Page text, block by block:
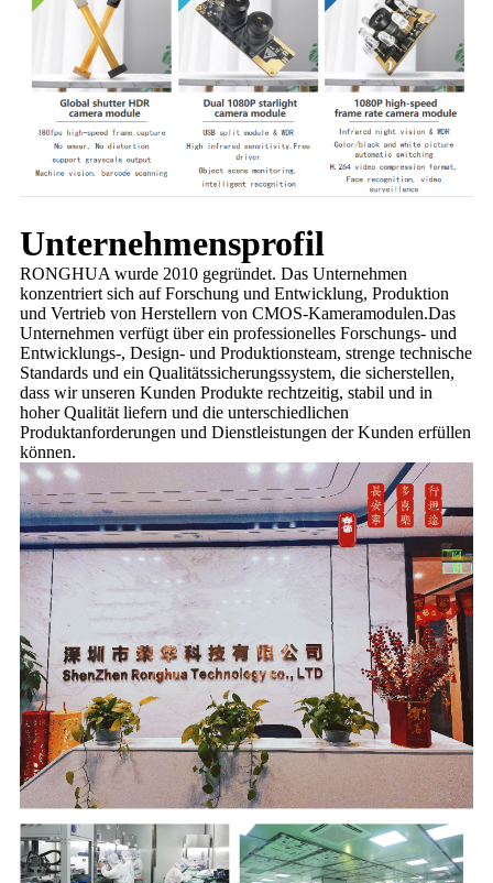
Unternehmensprofil
RONGHUA wurde 2010 gegründet. Das Unternehmen
konzentriert sich auf Forschung und Entwicklung, Produktion
und Vertrieb von Herstellern von CMOS-Kameramodulen.Das
Unternehmen verfügt über ein professionelles Forschungs- und
Entwicklungs-, Design- und Produktionsteam, strenge technische
Standards und ein Qualitätssicherungssystem, die sicherstellen,
dass wir unseren Kunden Produkte rechtzeitig, stabil und in
hoher Qualität liefern und die unterschiedlichen
Produktanforderungen und Dienstleistungen der Kunden erfüllen
können.